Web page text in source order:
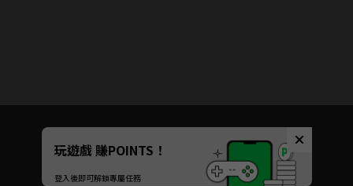
Unmute
玩遊戲 賺POINTS！
登入後即可解鎖專屬任務